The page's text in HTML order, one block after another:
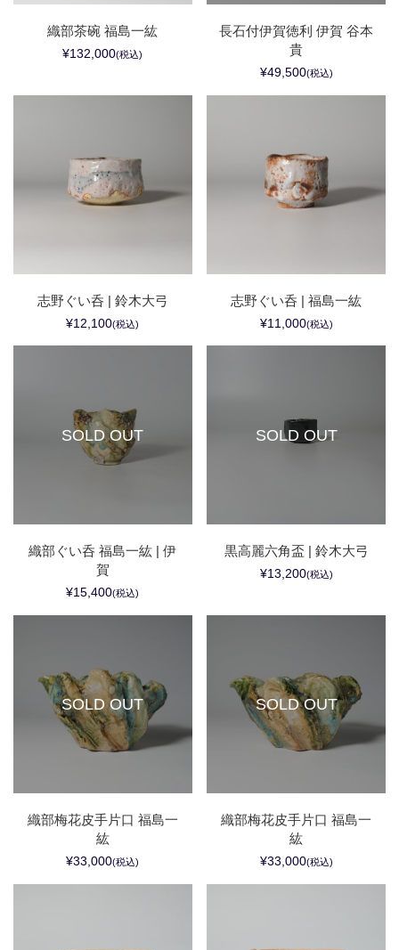
織部茶碗 福島一紘
¥132,000(税込)
長石付伊賀徳利 伊賀 谷本
貴
¥49,500(税込)
志野ぐい呑 | 鈴木大弓
¥12,100(税込)
志野ぐい呑 | 福島一紘
¥11,000(税込)
SOLD OUT
織部ぐい呑 福島一紘 | 伊
賀
¥15,400(税込)
SOLD OUT
黒高麗六角盃 | 鈴木大弓
¥13,200(税込)
SOLD OUT
織部梅花皮手片口 福島一
紘
¥33,000(税込)
SOLD OUT
織部梅花皮手片口 福島一
紘
¥33,000(税込)